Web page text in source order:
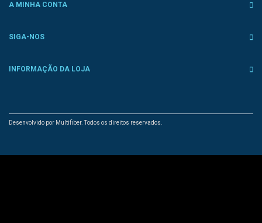
Desenvolvido por Multifiber. Todos os direitos reservados.
A MINHA CONTA
SIGA-NOS
INFORMAÇÃO DA LOJA